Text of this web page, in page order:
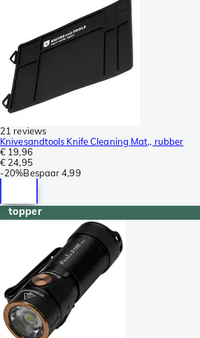
21 reviews
Knivesandtools Knife Cleaning Mat,, rubber
€ 19,96
€ 24,95
-20%Bespaar 4,99
topper